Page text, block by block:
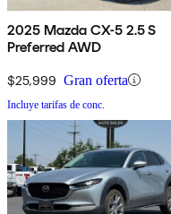
2025 Mazda CX-5 2.5 S
Preferred AWD
$25,999 Gran oferta
Incluye tarifas de conc.